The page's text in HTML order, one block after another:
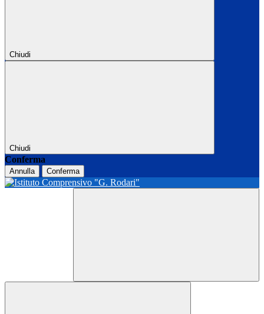
Chiudi
Chiudi
Conferma
Annulla Conferma